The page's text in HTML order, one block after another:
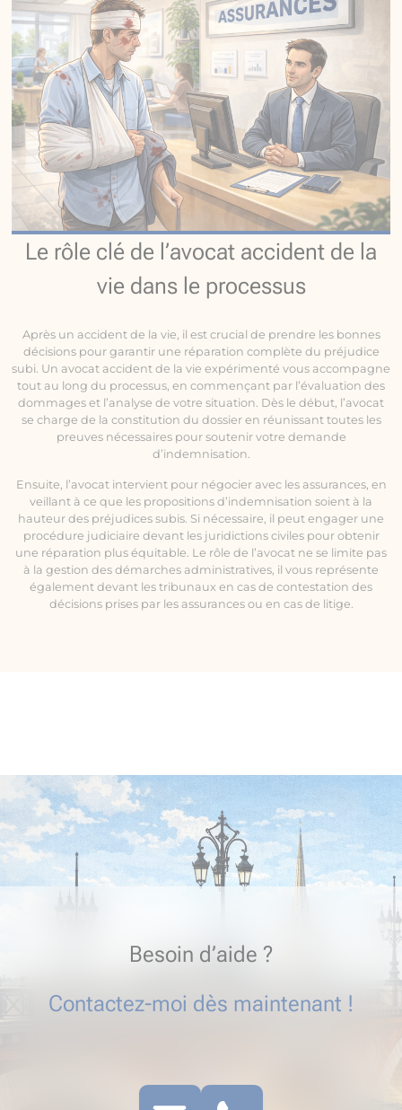
Le rôle clé de l’avocat accident de la
vie dans le processus
Après un accident de la vie, il est crucial de prendre les bonnes
décisions pour garantir une réparation complète du préjudice
subi. Un avocat accident de la vie expérimenté vous accompagne
tout au long du processus, en commençant par l’évaluation des
dommages et l’analyse de votre situation. Dès le début, l’avocat
se charge de la constitution du dossier en réunissant toutes les
preuves nécessaires pour soutenir votre demande
d’indemnisation.
Ensuite, l’avocat intervient pour négocier avec les assurances, en
veillant à ce que les propositions d’indemnisation soient à la
hauteur des préjudices subis. Si nécessaire, il peut engager une
procédure judiciaire devant les juridictions civiles pour obtenir
une réparation plus équitable. Le rôle de l’avocat ne se limite pas
à la gestion des démarches administratives, il vous représente
également devant les tribunaux en cas de contestation des
décisions prises par les assurances ou en cas de litige.
Besoin d’aide ?
Contactez-moi dès maintenant !